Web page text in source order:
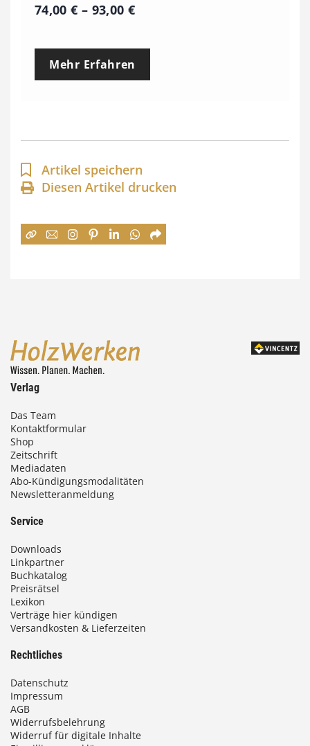
74,00€ – 93,00 €P
e
p
a
n
e
0
€
Mehr Erfahren
Artikel speichern
Diesen Artikel drucken
Verlag
Das Team
Kontaktformular
Shop
Zeitschrift
Mediadaten
Abo-Kündigungsmodalitäten
Newsletteranmeldung
Service
Downloads
Linkpartner
Buchkatalog
Preisrätsel
Lexikon
Verträge hier kündigen
Versandkosten & Lieferzeiten
Rechtliches
Datenschutz
Impressum
AGB
Widerrufsbelehrung
Widerruf für digitale Inhalte